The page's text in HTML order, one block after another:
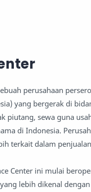
perusahaan
yang bergerak di
piutang, sewa guna
di Indonesia.
terkait dalam
Center ini mulai
lebih dikenal